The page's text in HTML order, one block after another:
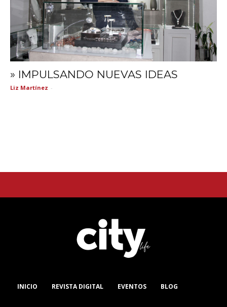
» IMPULSANDO NUEVAS IDEAS
Liz Martínez -
INICIO REVISTA DIGITAL EVENTOS BLOG